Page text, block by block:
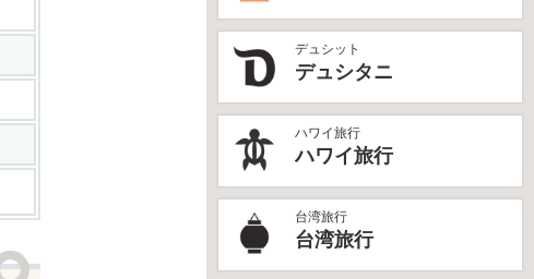
デュシット
デュシタニ
ハワイ旅行
ハワイ旅行
台湾旅行
台湾旅行